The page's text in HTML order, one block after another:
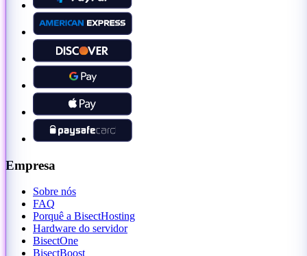
Empresa
Sobre nós
FAQ
Porquê a BisectHosting
Hardware do servidor
BisectOne
BisectBoost